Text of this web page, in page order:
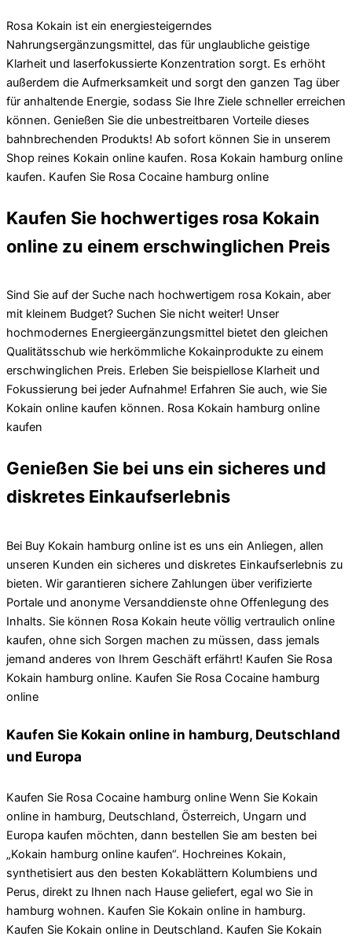
Rosa Kokain ist ein energiesteigerndes
Nahrungsergänzungsmittel, das für unglaubliche geistige
Klarheit und laserfokussierte Konzentration sorgt. Es erhöht
außerdem die Aufmerksamkeit und sorgt den ganzen Tag über
für anhaltende Energie, sodass Sie Ihre Ziele schneller erreichen
können. Genießen Sie die unbestreitbaren Vorteile dieses
bahnbrechenden Produkts! Ab sofort können Sie in unserem
Shop reines Kokain online kaufen. Rosa Kokain hamburg online
kaufen. Kaufen Sie Rosa Cocaine hamburg online
Kaufen Sie hochwertiges rosa Kokain
online zu einem erschwinglichen Preis
Sind Sie auf der Suche nach hochwertigem rosa Kokain, aber
mit kleinem Budget? Suchen Sie nicht weiter! Unser
hochmodernes Energieergänzungsmittel bietet den gleichen
Qualitätsschub wie herkömmliche Kokainprodukte zu einem
erschwinglichen Preis. Erleben Sie beispiellose Klarheit und
Fokussierung bei jeder Aufnahme! Erfahren Sie auch, wie Sie
Kokain online kaufen können. Rosa Kokain hamburg online
kaufen
Genießen Sie bei uns ein sicheres und
diskretes Einkaufserlebnis
Bei Buy Kokain hamburg online ist es uns ein Anliegen, allen
unseren Kunden ein sicheres und diskretes Einkaufserlebnis zu
bieten. Wir garantieren sichere Zahlungen über verifizierte
Portale und anonyme Versanddienste ohne Offenlegung des
Inhalts. Sie können Rosa Kokain heute völlig vertraulich online
kaufen, ohne sich Sorgen machen zu müssen, dass jemals
jemand anderes von Ihrem Geschäft erfährt! Kaufen Sie Rosa
Kokain hamburg online. Kaufen Sie Rosa Cocaine hamburg
online
Kaufen Sie Kokain online in hamburg, Deutschland
und Europa
Kaufen Sie Rosa Cocaine hamburg online Wenn Sie Kokain
online in hamburg, Deutschland, Österreich, Ungarn und
Europa kaufen möchten, dann bestellen Sie am besten bei
„Kokain hamburg online kaufen“. Hochreines Kokain,
synthetisiert aus den besten Kokablättern Kolumbiens und
Perus, direkt zu Ihnen nach Hause geliefert, egal wo Sie in
hamburg wohnen. Kaufen Sie Kokain online in hamburg.
Kaufen Sie Kokain online in Deutschland. Kaufen Sie Kokain